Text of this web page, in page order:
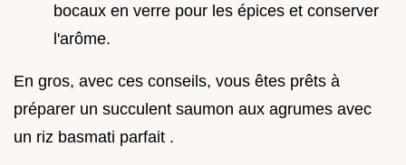
bocaux en verre pour les épices et conserver
l'arôme.
En gros, avec ces conseils, vous êtes prêts à
préparer un succulent saumon aux agrumes avec
un riz basmati parfait .